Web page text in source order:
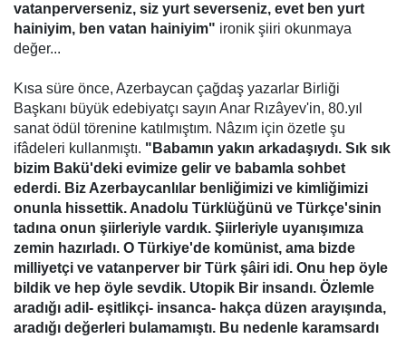
vatanperverseniz, siz yurt severseniz, evet ben yurt
hainiyim, ben vatan hainiyim" ironik şiiri okunmaya
değer...
Kısa süre önce, Azerbaycan çağdaş yazarlar Birliği
Başkanı büyük edebiyatçı sayın Anar Rızâyev'in, 80.yıl
sanat ödül törenine katılmıştım. Nâzım için özetle şu
ifâdeleri kullanmıştı. "Babamın yakın arkadaşıydı. Sık sık
bizim Bakü'deki evimize gelir ve babamla sohbet
ederdi. Biz Azerbaycanlılar benliğimizi ve kimliğimizi
onunla hissettik. Anadolu Türklüğünü ve Türkçe'sinin
tadına onun şiirleriyle vardık. Şiirleriyle uyanışımıza
zemin hazırladı. O Türkiye'de komünist, ama bizde
milliyetçi ve vatanperver bir Türk şâiri idi. Onu hep öyle
bildik ve hep öyle sevdik. Utopik Bir insandı. Özlemle
aradığı adil- eşitlikçi- insanca- hakça düzen arayışında,
aradığı değerleri bulamamıştı. Bu nedenle karamsardı